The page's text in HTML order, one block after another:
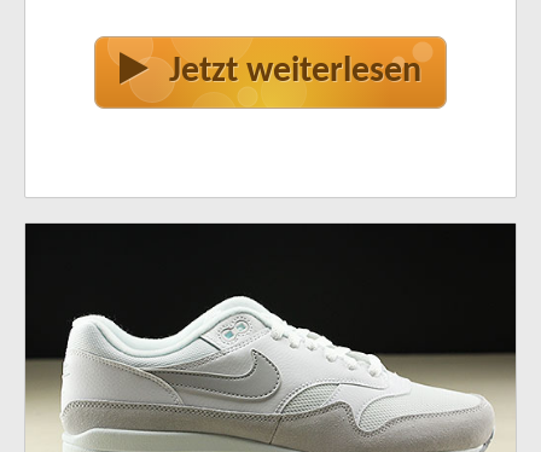
Jetzt weiterlesen